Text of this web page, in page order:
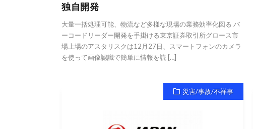
独自開発
大量一括処理可能、物流など多様な現場の業務効率化図る バ
ーコードリーダー開発を手掛ける東京証券取引所グロース市
場上場のアスタリスクは12月27日、スマートフォンのカメラ
を使って画像認識で簡単に情報を読 […]
災害/事故/不祥事